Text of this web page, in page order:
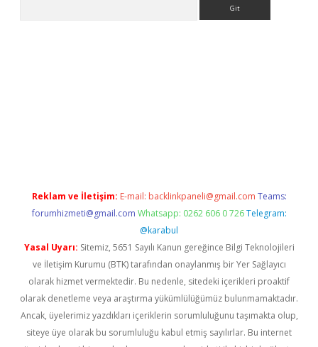
Reklam ve İletişim: E-mail: backlinkpaneli@gmail.com Teams:
forumhizmeti@gmail.com Whatsapp: 0262 606 0 726 Telegram:
@karabul
Yasal Uyarı: Sitemiz, 5651 Sayılı Kanun gereğince Bilgi Teknolojileri
ve İletişim Kurumu (BTK) tarafından onaylanmış bir Yer Sağlayıcı
olarak hizmet vermektedir. Bu nedenle, sitedeki içerikleri proaktif
olarak denetleme veya araştırma yükümlülüğümüz bulunmamaktadır.
Ancak, üyelerimiz yazdıkları içeriklerin sorumluluğunu taşımakta olup,
siteye üye olarak bu sorumluluğu kabul etmiş sayılırlar. Bu internet